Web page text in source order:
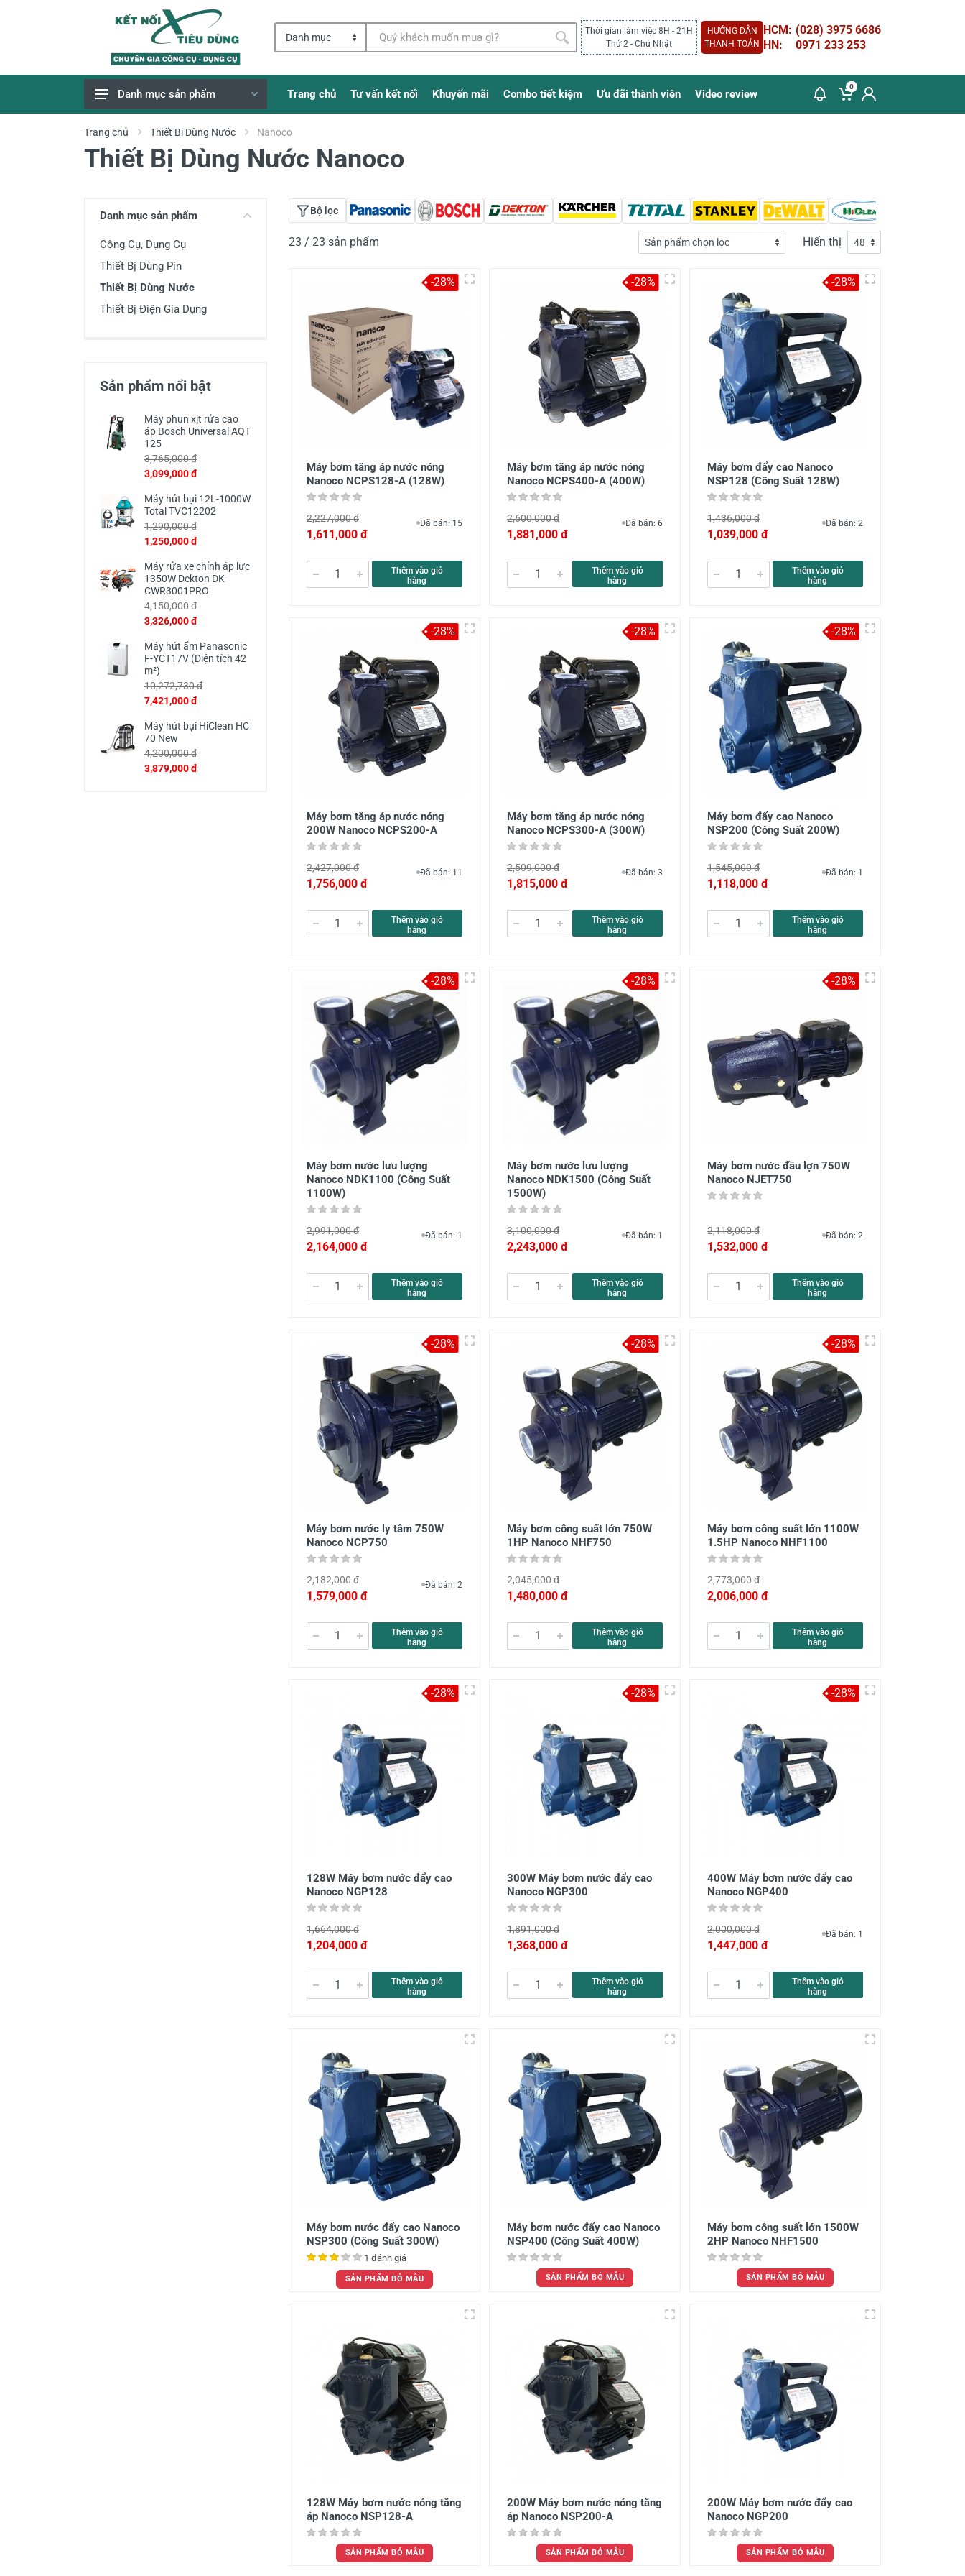
Thời gian làm việc 8H - 21H
Thứ 2 - Chủ Nhật
HƯỚNG DẪN
THANH TOÁN
HCM: (028) 3975 6686
HN:
0971 233 253
Giao Hàng Miễn Phí
Công Cụ, Dụng Cụ
Phụ Tùng, Linh Kiện
Máy Hàn & Phụ Kiện
Đồ Bảo Hộ Lao Động
Danh mục sản phẩm Trang chủ Tư vấn kết nối Khuyến mãi Combo tiết kiệm Ưu đãi thành viên Video review
0
Trang chủ Thiết Bị Dùng Nước Nanoco
Thiết Bị Dùng Nước Nanoco
Danh mục sản phẩm
Công Cụ, Dụng Cụ
Thiết Bị Dùng Pin
Thiết Bị Dùng Nước
Thiết Bị Điện Gia Dụng
Sản phẩm nổi bật
Máy phun xịt rửa cao
áp Bosch Universal AQT
125
3,765,000 đ
3,099,000 đ
Máy hút bụi 12L-1000W
Total TVC12202
1,290,000 đ
1,250,000 đ
Máy rửa xe chỉnh áp lực
1350W Dekton DK-
CWR3001PRO
4,150,000 đ
3,326,000 đ
Máy hút ẩm Panasonic
F-YCT17V (Diện tích 42
m²)
10,272,730 đ
7,421,000 đ
Máy hút bụi HiClean HC
70 New
4,200,000 đ
3,879,000 đ
Bộ lọc
23 / 23 sản phẩm Hiển thị
Máy bơm tăng áp nước nóng
Nanoco NCPS128-A (128W)
2,227,000 đ
1,611,000 đ
Đã bán: 15
Thêm vào giỏ
hàng
-28%
Máy bơm tăng áp nước nóng
Nanoco NCPS400-A (400W)
2,600,000 đ
1,881,000 đ
Đã bán: 6
Thêm vào giỏ
hàng
-28%
Máy bơm đẩy cao Nanoco
NSP128 (Công Suất 128W)
1,436,000 đ
1,039,000 đ
Đã bán: 2
Thêm vào giỏ
hàng
-28%
Máy bơm tăng áp nước nóng
200W Nanoco NCPS200-A
2,427,000 đ
1,756,000 đ
Đã bán: 11
Thêm vào giỏ
hàng
-28%
Máy bơm tăng áp nước nóng
Nanoco NCPS300-A (300W)
2,509,000 đ
1,815,000 đ
Đã bán: 3
Thêm vào giỏ
hàng
-28%
Máy bơm đẩy cao Nanoco
NSP200 (Công Suất 200W)
1,545,000 đ
1,118,000 đ
Đã bán: 1
Thêm vào giỏ
hàng
-28%
Máy bơm nước lưu lượng
Nanoco NDK1100 (Công Suất
1100W)
2,991,000 đ
2,164,000 đ
Đã bán: 1
Thêm vào giỏ
hàng
-28%
Máy bơm nước lưu lượng
Nanoco NDK1500 (Công Suất
1500W)
3,100,000 đ
2,243,000 đ
Đã bán: 1
Thêm vào giỏ
hàng
-28%
Máy bơm nước đầu lợn 750W
Nanoco NJET750
2,118,000 đ
1,532,000 đ
Đã bán: 2
Thêm vào giỏ
hàng
-28%
Máy bơm nước ly tâm 750W
Nanoco NCP750
2,182,000 đ
1,579,000 đ
Đã bán: 2
Thêm vào giỏ
hàng
-28%
Máy bơm công suất lớn 750W
1HP Nanoco NHF750
2,045,000 đ
1,480,000 đ
Thêm vào giỏ
hàng
-28%
Máy bơm công suất lớn 1100W
1.5HP Nanoco NHF1100
2,773,000 đ
2,006,000 đ
Thêm vào giỏ
hàng
-28%
128W Máy bơm nước đẩy cao
Nanoco NGP128
1,664,000 đ
1,204,000 đ
Thêm vào giỏ
hàng
-28%
300W Máy bơm nước đẩy cao
Nanoco NGP300
1,891,000 đ
1,368,000 đ
Thêm vào giỏ
hàng
-28%
400W Máy bơm nước đẩy cao
Nanoco NGP400
2,000,000 đ
1,447,000 đ
Đã bán: 1
Thêm vào giỏ
hàng
-28%
Máy bơm nước đẩy cao Nanoco
NSP300 (Công Suất 300W)
1 đánh giá
SẢN PHẨM BỎ MẪU
Máy bơm nước đẩy cao Nanoco
NSP400 (Công Suất 400W)
SẢN PHẨM BỎ MẪU
Máy bơm công suất lớn 1500W
2HP Nanoco NHF1500
SẢN PHẨM BỎ MẪU
128W Máy bơm nước nóng tăng
áp Nanoco NSP128-A
SẢN PHẨM BỎ MẪU
200W Máy bơm nước nóng tăng
áp Nanoco NSP200-A
SẢN PHẨM BỎ MẪU
200W Máy bơm nước đẩy cao
Nanoco NGP200
SẢN PHẨM BỎ MẪU